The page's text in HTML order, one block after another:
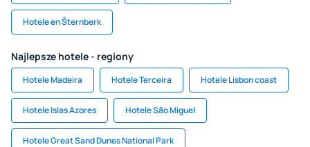
Hotele en Šternberk
Najlepsze hotele - regiony
Hotele Madeira Hotele Terceira Hotele Lisbon coast
Hotele Islas Azores Hotele São Miguel
Hotele Great Sand Dunes National Park